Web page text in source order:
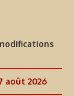
août 2026